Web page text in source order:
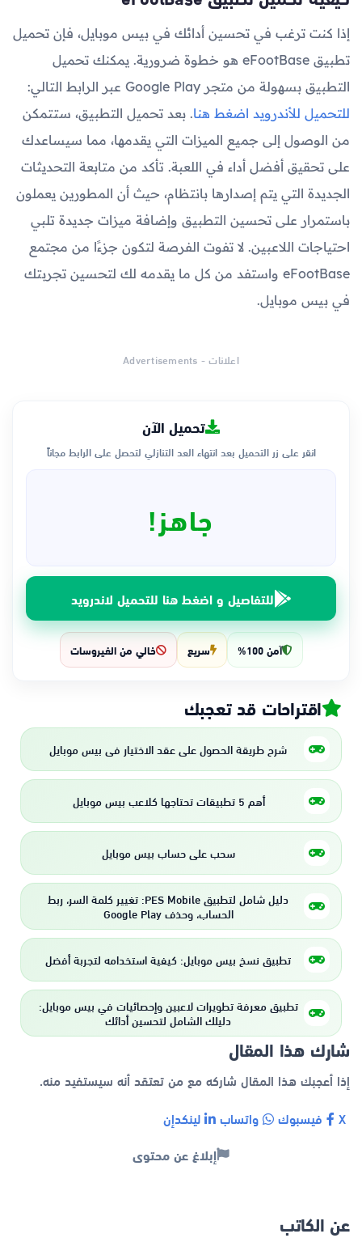
إذا كنت ترغب في تحسين أدائك في بيس موبايل، فإن تحميل
تطبيق eFootBase هو خطوة ضرورية. يمكنك تحميل
التطبيق بسهولة من متجر Google Play عبر الرابط التالي:
للتحميل للأندرويد اضغط هنا. بعد تحميل التطبيق، ستتمكن
من الوصول إلى جميع الميزات التي يقدمها، مما سيساعدك
على تحقيق أفضل أداء في اللعبة. تأكد من متابعة التحديثات
الجديدة التي يتم إصدارها بانتظام، حيث أن المطورين يعملون
باستمرار على تحسين التطبيق وإضافة ميزات جديدة تلبي
احتياجات اللاعبين. لا تفوت الفرصة لتكون جزءًا من مجتمع
eFootBase واستفد من كل ما يقدمه لك لتحسين تجربتك
في بيس موبايل.
اعلانات - Advertisements
تحميل الآن
انقر على زر التحميل بعد انتهاء العد التنازلي لتحصل على الرابط مجاناً
جاهز!
للتفاصيل و اضغط هنا للتحميل لاندرويد
آمن 100% سريع خالي من الفيروسات
اقتراحات قد تعجبك
شرح طريقة الحصول على عقد الاختيار في بيس موبايل
أهم 5 تطبيقات تحتاجها كلاعب بيس موبايل
سحب على حساب بيس موبايل
دليل شامل لتطبيق PES Mobile: تغيير كلمة السر، ربط
الحساب، وحذف Google Play
تطبيق نسخ بيس موبايل: كيفية استخدامه لتجربة أفضل
تطبيق معرفة تطويرات لاعبين وإحصائيات في بيس موبايل:
دليلك الشامل لتحسين أدائك
شارك هذا المقال
إذا أعجبك هذا المقال شاركه مع من تعتقد أنه سيستفيد منه.
فيسبوك واتساب لينكدإن
إبلاغ عن محتوى
عن الكاتب